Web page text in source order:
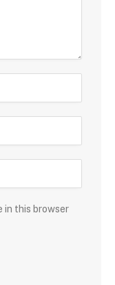
in this browser